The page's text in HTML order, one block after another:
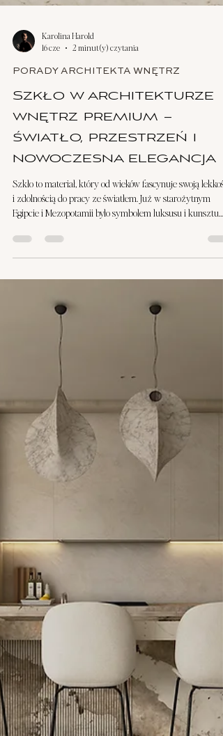
Karolina Harold
PORADY ARCHITEKTA WNĘTRZ
Szkło w architekturze
wnętrz premium –
światło, przestrzeń i
nowoczesna elegancja
Szkło to materiał, który od wieków fascynuje swoją
i zdolnością do pracy ze światłem. Już w starożytnym
Egipcie i Mezopotamii było symbolem luksusu i kunsztu
rzemieślniczego — dostępne tylko dla nielicznych. Dziś szkło
w projektowaniu wnętrz premium nie jest jedynie
dodatkiem. Staje się narzędziem budowania przestrzeni —
światłem, proporcją i subtelną granicą między funkcją a
estetyką. Projektując wnętrza, traktuję szkło jako element,
który nadaje przestrzeni odde